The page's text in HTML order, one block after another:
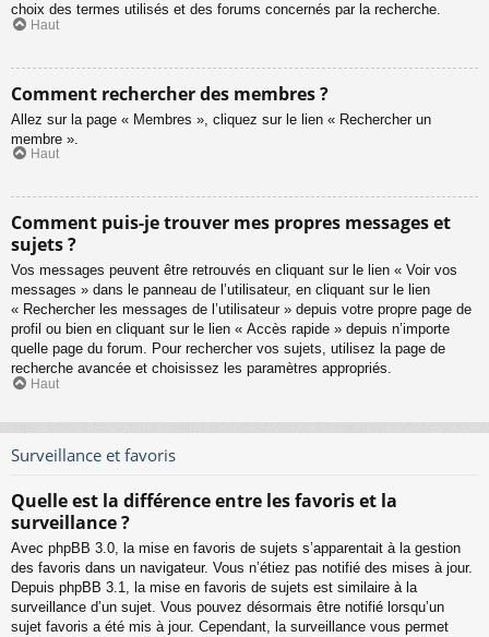
choix des termes utilisés et des forums concernés par la recherche.
Haut
Comment rechercher des membres ?
Allez sur la page « Membres », cliquez sur le lien « Rechercher un
membre ».
Haut
Comment puis-je trouver mes propres messages et
sujets ?
Vos messages peuvent être retrouvés en cliquant sur le lien « Voir vos
messages » dans le panneau de l’utilisateur, en cliquant sur le lien
« Rechercher les messages de l’utilisateur » depuis votre propre page de
profil ou bien en cliquant sur le lien « Accès rapide » depuis n’importe
quelle page du forum. Pour rechercher vos sujets, utilisez la page de
recherche avancée et choisissez les paramètres appropriés.
Haut
Surveillance et favoris
Quelle est la différence entre les favoris et la
surveillance ?
Avec phpBB 3.0, la mise en favoris de sujets s’apparentait à la gestion
des favoris dans un navigateur. Vous n’étiez pas notifié des mises à jour.
Depuis phpBB 3.1, la mise en favoris de sujets est similaire à la
surveillance d’un sujet. Vous pouvez désormais être notifié lorsqu’un
sujet favoris a été mis à jour. Cependant, la surveillance vous permet